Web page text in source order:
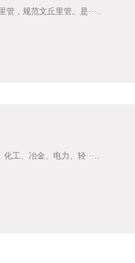
，规范文丘里管。是···..
工、冶金、电力、轻···..